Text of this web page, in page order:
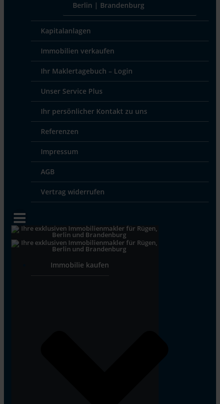
Berlin | Brandenburg
Kapitalanlagen
Immobilien verkaufen
Ihr Maklertagebuch – Login
Unser Service Plus
Ihr persönlicher Kontakt zu uns
Referenzen
Impressum
AGB
Vertrag widerrufen
Immobilie kaufen